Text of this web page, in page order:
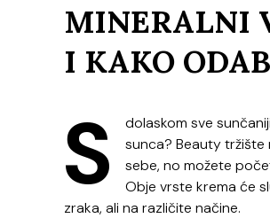
MINERALNI
I KAKO
S
dolaskom sve
sunca? Beauty
sebe, no možete
Obje vrste krema će
zraka, ali na različite načine.